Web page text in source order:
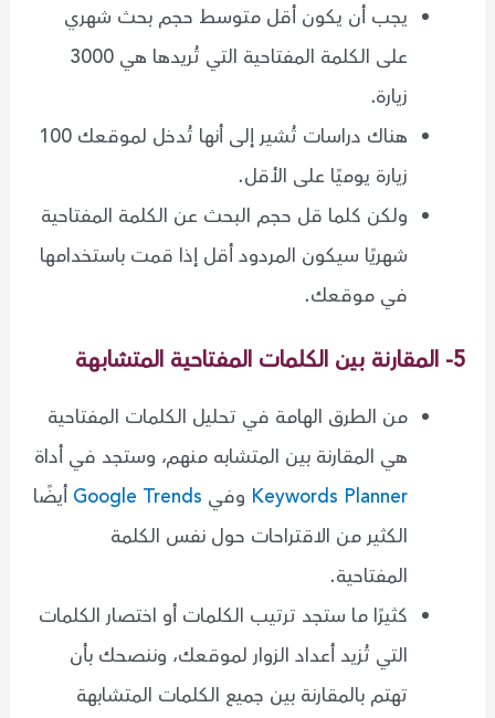
يجب أن يكون أقل متوسط حجم بحث شهري
على الكلمة المفتاحية التي تُريدها هي 3000
زيارة.
هناك دراسات تُشير إلى أنها تُدخل لموقعك 100
زيارة يوميًا على الأقل.
ولكن كلما قل حجم البحث عن الكلمة المفتاحية
شهريًا سيكون المردود أقل إذا قمت باستخدامها
في موقعك.
5- المقارنة بين الكلمات المفتاحية المتشابهة
من الطرق الهامة في تحليل الكلمات المفتاحية
هي المقارنة بين المتشابه منهم، وستجد في أداة
Keywords Planner وفي Google Trends أيضًا
الكثير من الاقتراحات حول نفس الكلمة
المفتاحية.
كثيرًا ما ستجد ترتيب الكلمات أو اختصار الكلمات
التي تُزيد أعداد الزوار لموقعك، وننصحك بأن
تهتم بالمقارنة بين جميع الكلمات المتشابهة